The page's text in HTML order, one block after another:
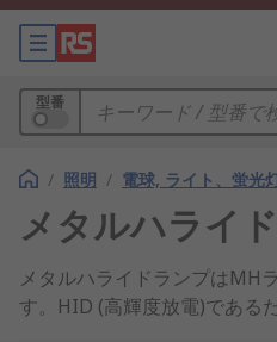
型番
/ 照明 / 電球, ライト、蛍光
メタルハライ
メタルハライドランプはMH
す。HID (高輝度放電)である